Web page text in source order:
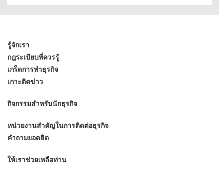
รู้จักเรา
กฎระเบียบที่ควรรู้
เกร็ดการทำธุรกิจ
เกาะติดข่าว
กิจกรรมสำหรับนักธุรกิจ
หน่วยงานสำคัญในการติดต่อธุรกิจ
คำถามยอดฮิต
ให้เราช่วยเหลือท่าน